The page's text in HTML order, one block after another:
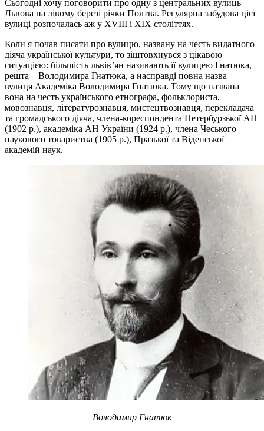
Сьогодні хочу поговорити про одну з центральних вулиць
Львова на лівому березі річки Полтва. Регулярна забудова цієї
вулиці розпочалась аж у XVIII і XIX століттях.
Коли я почав писати про вулицю, названу на честь видатного
діяча української культури, то зіштовхнувся з цікавою
ситуацією: більшість львів’ян називають її вулицею Гнатюка,
решта – Володимира Гнатюка, а насправді повна назва –
вулиця Академіка Володимира Гнатюка. Тому що названа
вона на честь українського етнографа, фольклориста,
мовознавця, літературознавця, мистецтвознавця, перекладача
та громадського діяча, члена-кореспондента Петербурзької АН
(1902 р.), академіка АН України (1924 р.), члена Чеського
наукового товариства (1905 р.), Празької та Віденської
академій наук.
Володимир Гнатюк